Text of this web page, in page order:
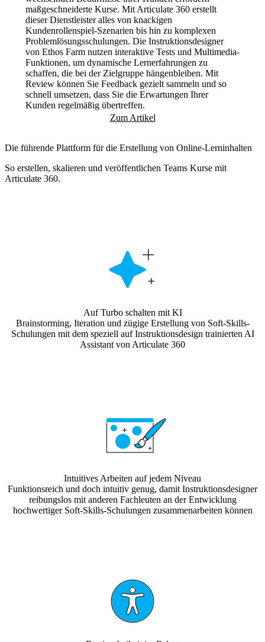
maßgeschneiderte Kurse. Mit Articulate 360 erstellt
dieser Dienstleister alles von knackigen
Kundenrollenspiel-Szenarien bis hin zu komplexen
Problemlösungsschulungen. Die Instruktionsdesigner
von Ethos Farm nutzen interaktive Tests und Multimedia-
Funktionen, um dynamische Lernerfahrungen zu
schaffen, die bei der Zielgruppe hängenbleiben. Mit
Review können Sie Feedback gezielt sammeln und so
schnell umsetzen, dass Sie die Erwartungen Ihrer
Kunden regelmäßig übertreffen.
Zum Artikel
Die führende Plattform für die Erstellung von Online-Lerninhalten
So erstellen, skalieren und veröffentlichen Teams Kurse mit
Articulate 360.
Auf Turbo schalten mit KI
Brainstorming, Iteration und zügige Erstellung von Soft-Skills-
Schulungen mit dem speziell auf Instruktionsdesign trainierten AI
Assistant von Articulate 360
Intuitives Arbeiten auf jedem Niveau
Funktionsreich und doch intuitiv genug, damit Instruktionsdesigner
reibungslos mit anderen Fachleuten an der Entwicklung
hochwertiger Soft-Skills-Schulungen zusammenarbeiten können